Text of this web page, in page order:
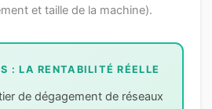
et taille de la machine).
: LA RENTABILITÉ RÉELLE
de dégagement de réseaux